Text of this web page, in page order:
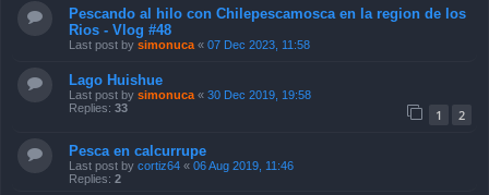
Pescando al hilo con Chilepescamosca en la region de los
Rios - Vlog #48
Last post by simonuca « 07 Dec 2023, 11:58
Lago Huishue
Last post by simonuca « 30 Dec 2019, 19:58
Replies: 33 1 2
Pesca en calcurrupe
Last post by cortiz64 « 06 Aug 2019, 11:46
Replies: 2